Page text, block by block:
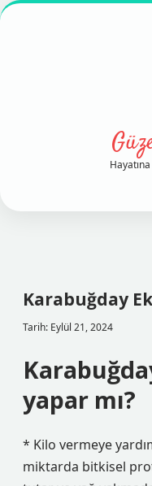
Karabuğday
Tarih: Eylül 21, 2024
yapar mı?
* Kilo vermeye
miktarda bitkisel